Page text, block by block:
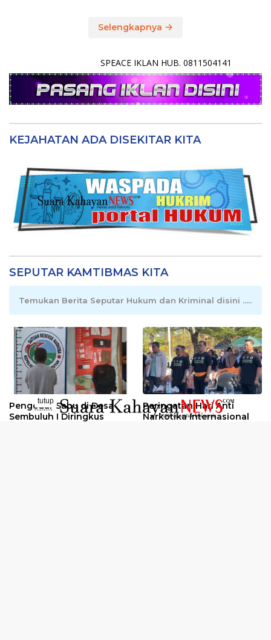
Selengkapnya
SPEACE IKLAN HUB. 0811504141
KEJAHATAN ADA DISEKITAR KITA
SEPUTAR KAMTIBMAS KITA
Temukan Berita Seputar Hukum dan Kriminal disini .....
Pengedar Sabu di Desa
Sembuluh I Diringkus
Peringatan Hari Anti
Narkotika Internasional
tutup
..........